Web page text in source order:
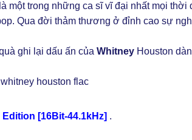
một trong những ca sĩ vĩ đại nhất mọi thời
Qua đời thảm thương ở đỉnh cao sự
ghi lại dấu ấn của Whitney Houston
[16Bit-44.1kHz] .